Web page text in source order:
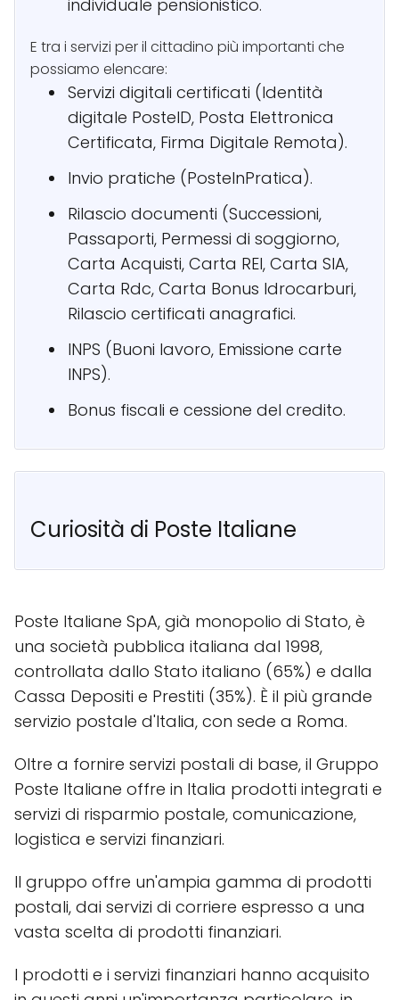
individuale pensionistico.
E tra i servizi per il cittadino più importanti che
possiamo elencare:
Servizi digitali certificati (Identità
digitale PosteID, Posta Elettronica
Certificata, Firma Digitale Remota).
Invio pratiche (PosteInPratica).
Rilascio documenti (Successioni,
Passaporti, Permessi di soggiorno,
Carta Acquisti, Carta REI, Carta SIA,
Carta Rdc, Carta Bonus Idrocarburi,
Rilascio certificati anagrafici.
INPS (Buoni lavoro, Emissione carte
INPS).
Bonus fiscali e cessione del credito.
Curiosità di Poste Italiane
Poste Italiane SpA, già monopolio di Stato, è
una società pubblica italiana dal 1998,
controllata dallo Stato italiano (65%) e dalla
Cassa Depositi e Prestiti (35%). È il più grande
servizio postale d'Italia, con sede a Roma.
Oltre a fornire servizi postali di base, il Gruppo
Poste Italiane offre in Italia prodotti integrati e
servizi di risparmio postale, comunicazione,
logistica e servizi finanziari.
Il gruppo offre un'ampia gamma di prodotti
postali, dai servizi di corriere espresso a una
vasta scelta di prodotti finanziari.
I prodotti e i servizi finanziari hanno acquisito